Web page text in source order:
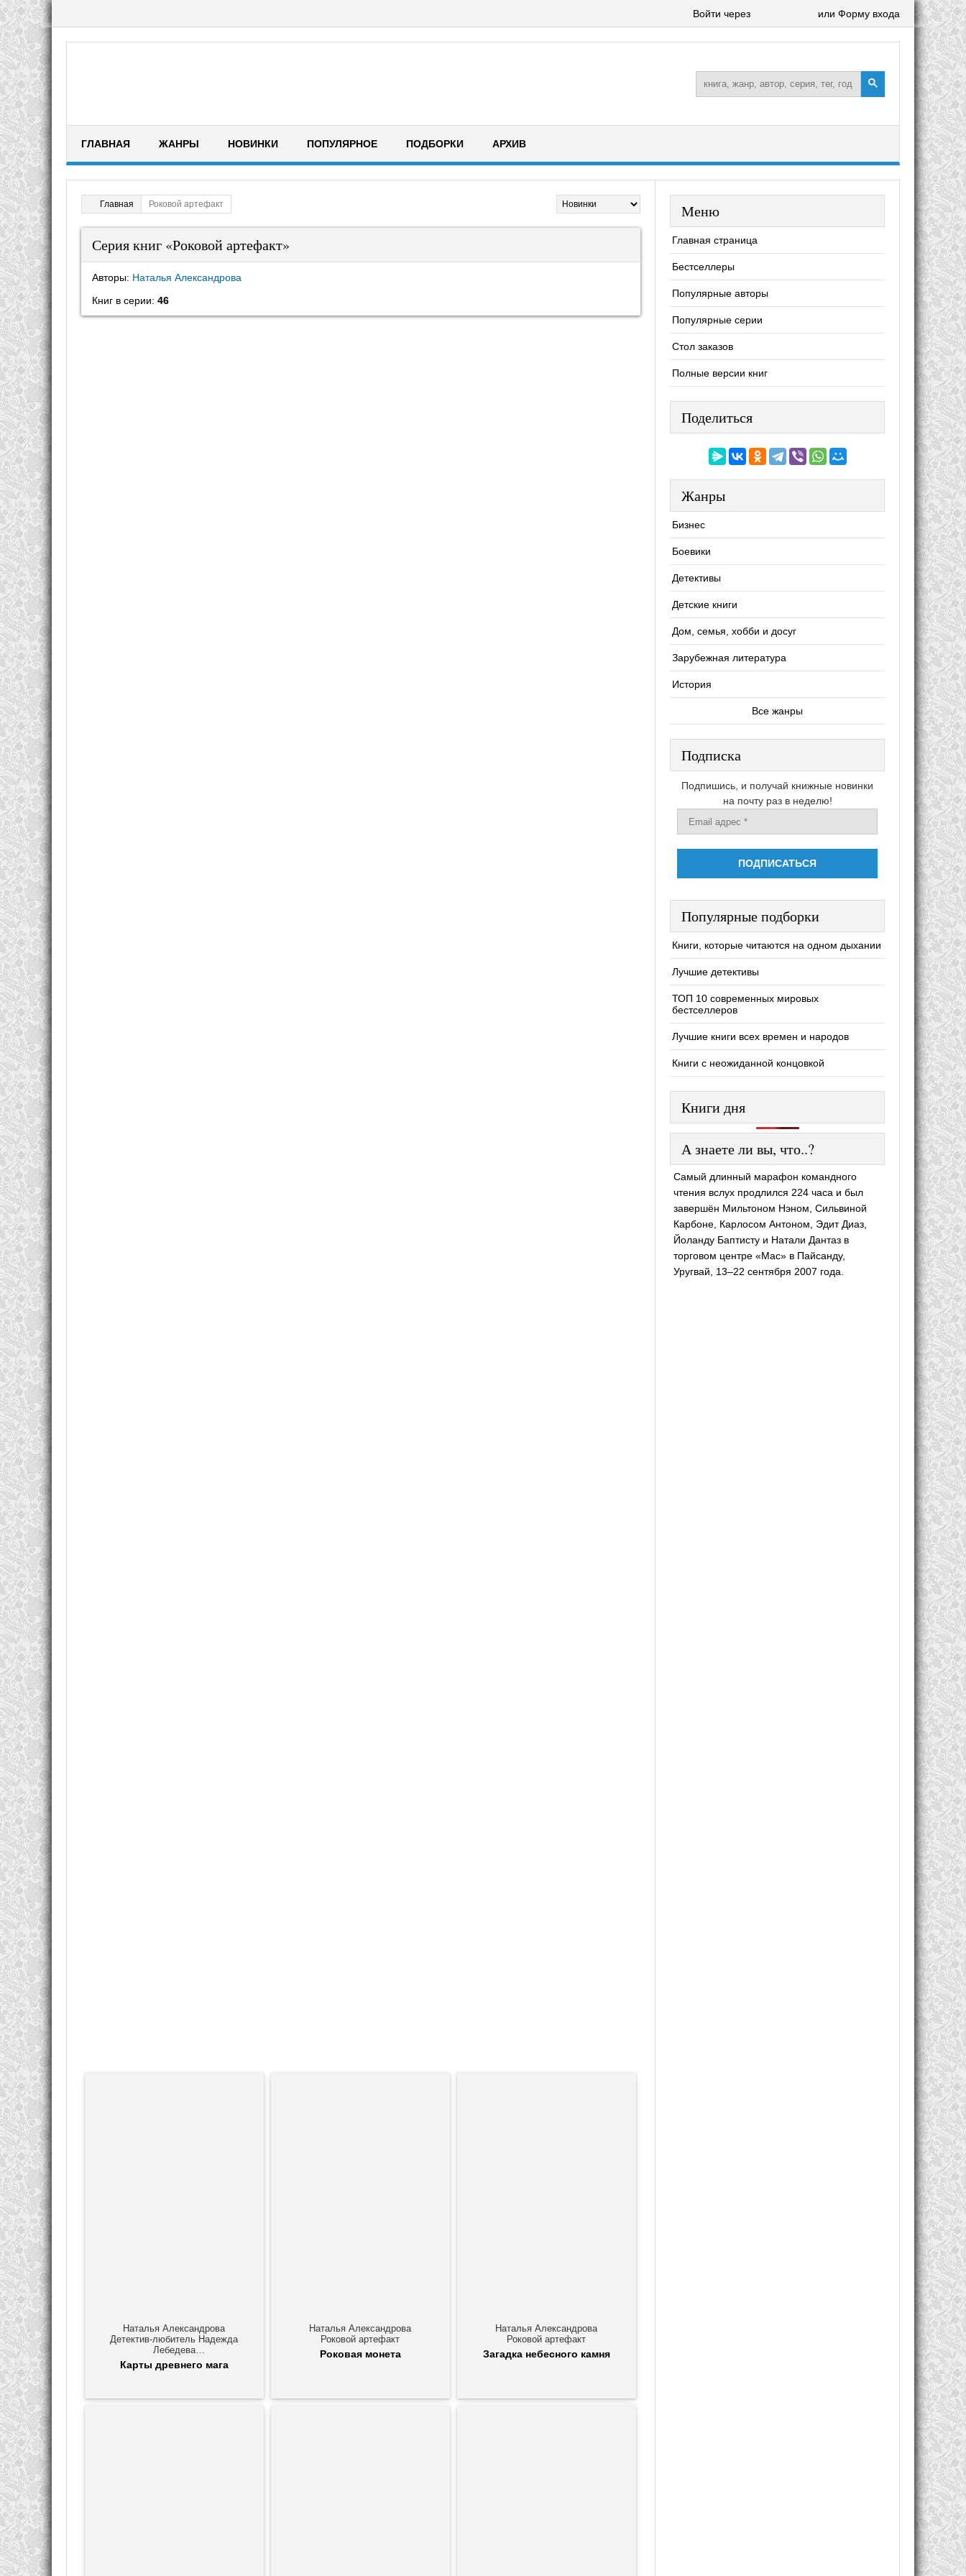
Войти через или Форму входа
ГЛАВНАЯ ЖАНРЫ НОВИНКИ ПОПУЛЯРНОЕ ПОДБОРКИ АРХИВ
Главная Роковой артефакт
Серия книг «Роковой артефакт»
Авторы: Наталья Александрова
Книг в серии: 46
Наталья Александрова
Детектив-любитель Надежда
Лебедева
Роковой артефакт
Карты древнего мага
Наталья Александрова
Роковой артефакт
Роковая монета
Наталья Александрова
Роковой артефакт
Загадка небесного камня
Меню
Главная страница
Бестселлеры
Популярные авторы
Популярные серии
Стол заказов
Полные версии книг
Поделиться
Жанры
Бизнес
Боевики
Детективы
Детские книги
Дом, семья, хобби и досуг
Зарубежная литература
История
Все жанры
Подписка
Подпишись, и получай книжные новинки
на почту раз в неделю!
Популярные подборки
Книги, которые читаются на одном дыхании
Лучшие детективы
ТОП 10 современных мировых
бестселлеров
Лучшие книги всех времен и народов
Книги с неожиданной концовкой
Книги дня
А знаете ли вы, что..?
Самый длинный марафон командного
чтения вслух продлился 224 часа и был
завершён Мильтоном Нэном, Сильвиной
Карбоне, Карлосом Антоном, Эдит Диаз,
Йоланду Баптисту и Натали Дантаз в
торговом центре «Mac» в Пайсанду,
Уругвай, 13–22 сентября 2007 года.